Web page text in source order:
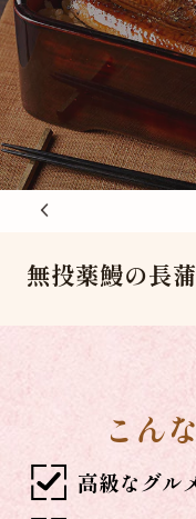
無投薬鰻の長
こん
高級なグル